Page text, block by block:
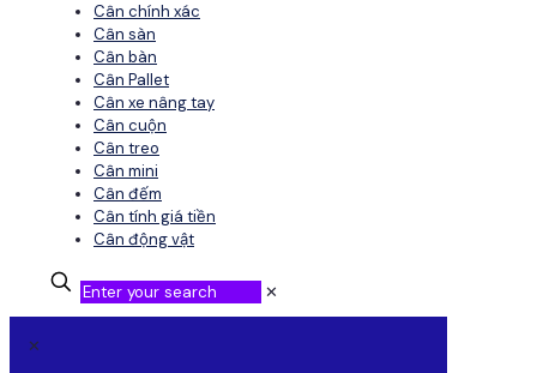
Cân chính xác
Cân sàn
Cân bàn
Cân Pallet
Cân xe nâng tay
Cân cuộn
Cân treo
Cân mini
Cân đếm
Cân tính giá tiền
Cân động vật
✕
✕